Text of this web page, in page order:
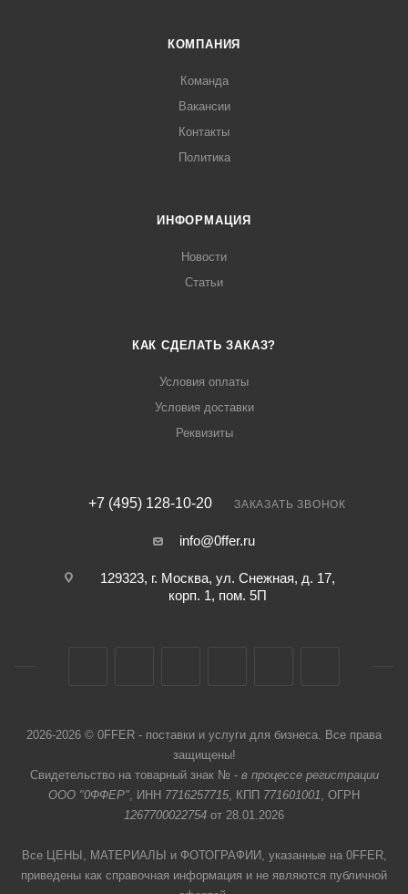
КОМПАНИЯ
Команда
Вакансии
Контакты
Политика
ИНФОРМАЦИЯ
Новости
Статьи
КАК СДЕЛАТЬ ЗАКАЗ?
Условия оплаты
Условия доставки
Реквизиты
+7 (495) 128-10-20 ЗАКАЗАТЬ ЗВОНОК
info@0ffer.ru
129323, г. Москва, ул. Снежная, д. 17,
корп. 1, пом. 5П
2026-2026 © 0FFER - поставки и услуги для бизнеса. Все права
защищены!
Свидетельство на товарный знак № - в процессе регистрации
ООО "0ФФЕР", ИНН 7716257715, КПП 771601001, ОГРН
1267700022754 от 28.01.2026
Все ЦЕНЫ, МАТЕРИАЛЫ и ФОТОГРАФИИ, указанные на 0FFER,
приведены как справочная информация и не являются публичной